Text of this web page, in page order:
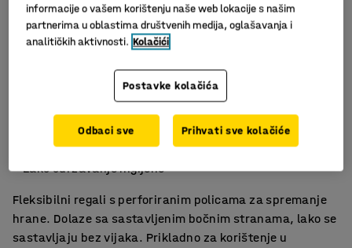
Slični proizvodi
Za spremanje hrane
Za hladno skladištenje
Lako održavanje higijene
Fleksibilni regali s perforiranim policama za spremanje
hrane. Dolaze sa sastavljenim bočnim stranama, lako se
sastavljaju bez vijaka. Prikladno za korištenje u
informacije o vašem korištenju naše web lokacije s našim
partnerima u oblastima društvenih medija, oglašavanja i
analitičkih aktivnosti. Kolačići
Postavke kolačića
Odbaci sve Prihvati sve kolačiće